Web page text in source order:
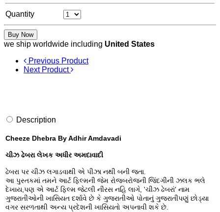
Quantity
Buy Now
we ship worldwide including United States
Previous Product
Next Product
Description
Cheeze Dhebra By Adhir Amdavadi
ચીઝ ઢેબરા લેખક અધીર અમદાવાદી
ઢેબરા પર ચીઝ લગાડવાથી એ પીઝા નથી બની જતા.
આ પુસ્તકમાં તમને આર્ટ ફિલ્મની જેમ રોજબરોજની જિંદગીની ઝલક ભલે
દેખાય,પણ એ આર્ટ ફિલ્મ જેટલી નીરસ નહિ લાગે, 'ચીઝ ઢેબરાં' નામ
ગુજરાતીઓની ખાસિયત દર્શાવે છે કે ગુજરાતીઓ પોતાનું ગુજરાતીપણું છોડ્યા
વગર સરળતાથી અન્ય પ્રદેશની ખાસિયતો અપનાવી શકે છે.